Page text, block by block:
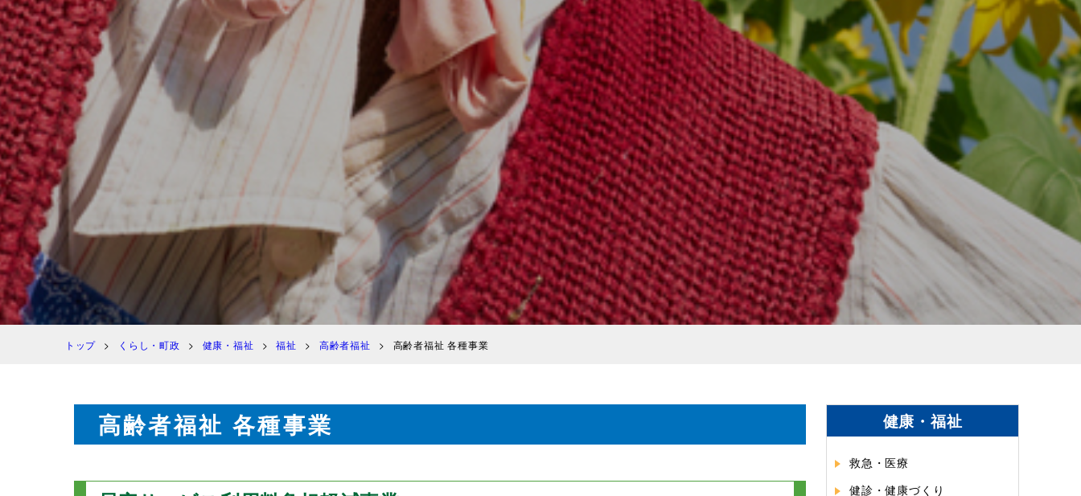
トップ くらし・町政 健康・福祉 福祉 高齢者福祉 高齢者福祉 各種事業
高齢者福祉 各種事業 健康・福祉
救急・医療
健診・健康づくり